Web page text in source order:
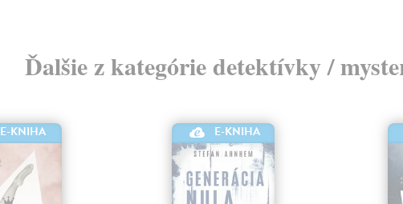
Ďalšie z kategórie detektívky /
E-KNIHA E-KNIHA